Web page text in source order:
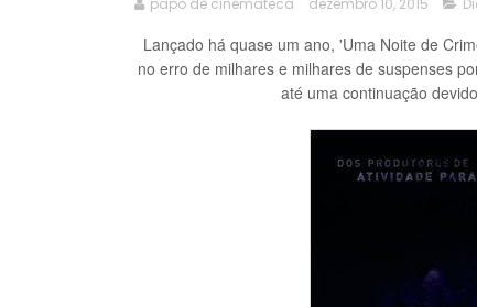
papo de cinemateca dezembro 10, 2015
Lançado há quase um ano, 'Uma Noite de
no erro de milhares e milhares de suspenses
até uma continuação